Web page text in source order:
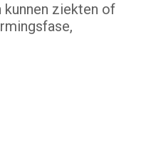
ziekten of